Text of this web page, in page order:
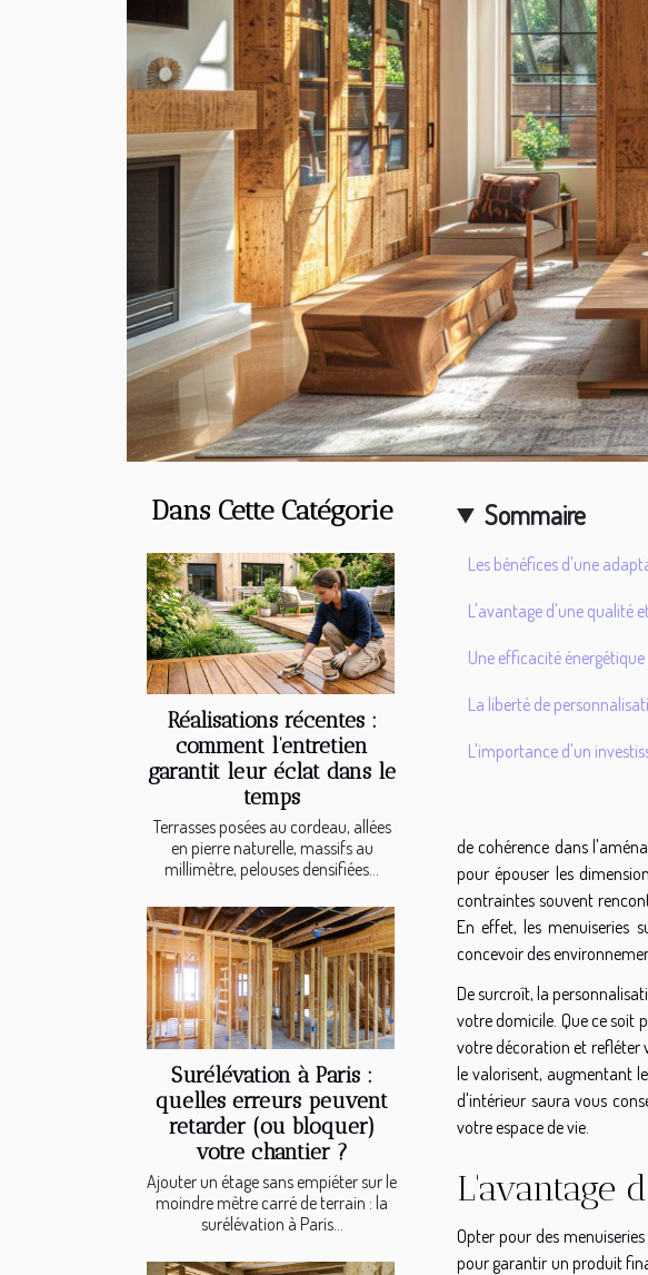
Dans Cette Catégorie
Réalisations récentes :
comment l’entretien
garantit leur éclat dans le
temps
Terrasses posées au cordeau, allées
en pierre naturelle, massifs au
millimètre, pelouses densifiées...
Surélévation à Paris :
quelles erreurs peuvent
retarder (ou bloquer)
votre chantier ?
Ajouter un étage sans empiéter sur le
moindre mètre carré de terrain : la
surélévation à Paris...
Sommaire
Les bénéfices d'une
L'avantage d'une qualité
Une efficacité
La liberté de
L'importance d'un
de cohérence dans
pour épouser les
contraintes souvent
En effet, les menuiseries
concevoir des
De surcroît, la
votre domicile. Que ce soit
votre décoration et refléter
le valorisent, augmentant
d'intérieur saura vous
votre espace de vie.
L'avantage
Opter pour des
pour garantir un produit